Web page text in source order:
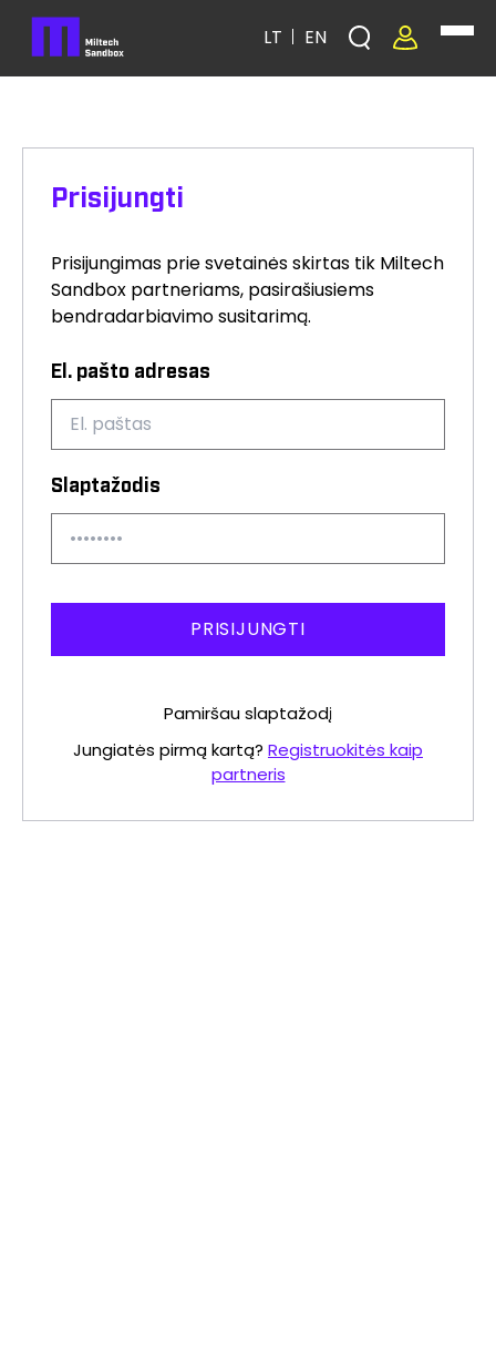
LT EN
Prisijungti
Prisijungimas prie svetainės skirtas tik Miltech
Sandbox partneriams, pasirašiusiems
bendradarbiavimo susitarimą.
El. pašto adresas
Slaptažodis
PRISIJUNGTI
Pamiršau slaptažodį
Jungiatės pirmą kartą? Registruokitės kaip
partneris